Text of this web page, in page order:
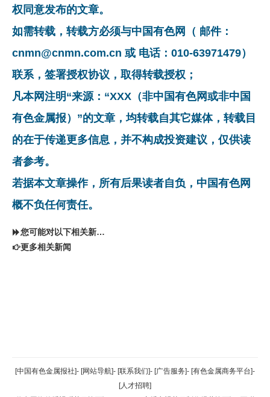
权同意发布的文章。
如需转载，转载方必须与中国有色网（ 邮件：
cnmn@cnmn.com.cn 或 电话：010-63971479）
联系，签署授权协议，取得转载授权；
凡本网注明“来源：“XXX（非中国有色网或非中国
有色金属报）”的文章，均转载自其它媒体，转载目
的在于传递更多信息，并不构成投资建议，仅供读
者参考。
若据本文章操作，所有后果读者自负，中国有色网
概不负任何责任。
您可能对以下相关新闻同样感兴趣
更多相关新闻
返回顶部
返回首页
[中国有色金属报社]- [网站导航]- [联系我们]- [广告服务]- [有色金属商务平台]-
[人才招聘]